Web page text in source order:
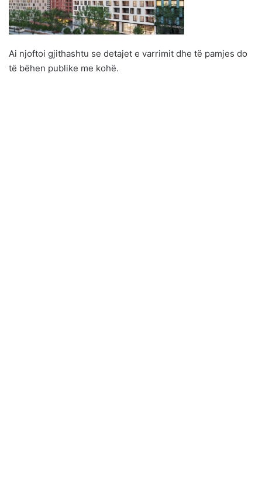
Ai njoftoi gjithashtu se detajet e varrimit dhe të pamjes do
të bëhen publike me kohë.